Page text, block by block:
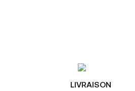
LIVRAISON